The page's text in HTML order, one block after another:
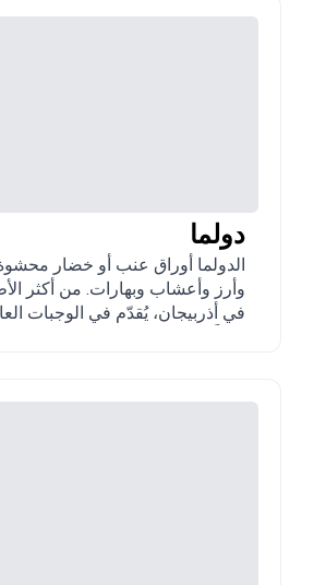
دولما
الدولما أوراق عنب أو خضار
وأرز وأعشاب وبهارات. من أكثر
في أذربيجان، يُقدّم في الوجبات